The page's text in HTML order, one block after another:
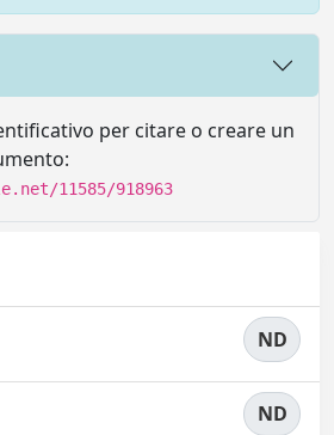
per citare o creare un
11585/918963
ND
ND